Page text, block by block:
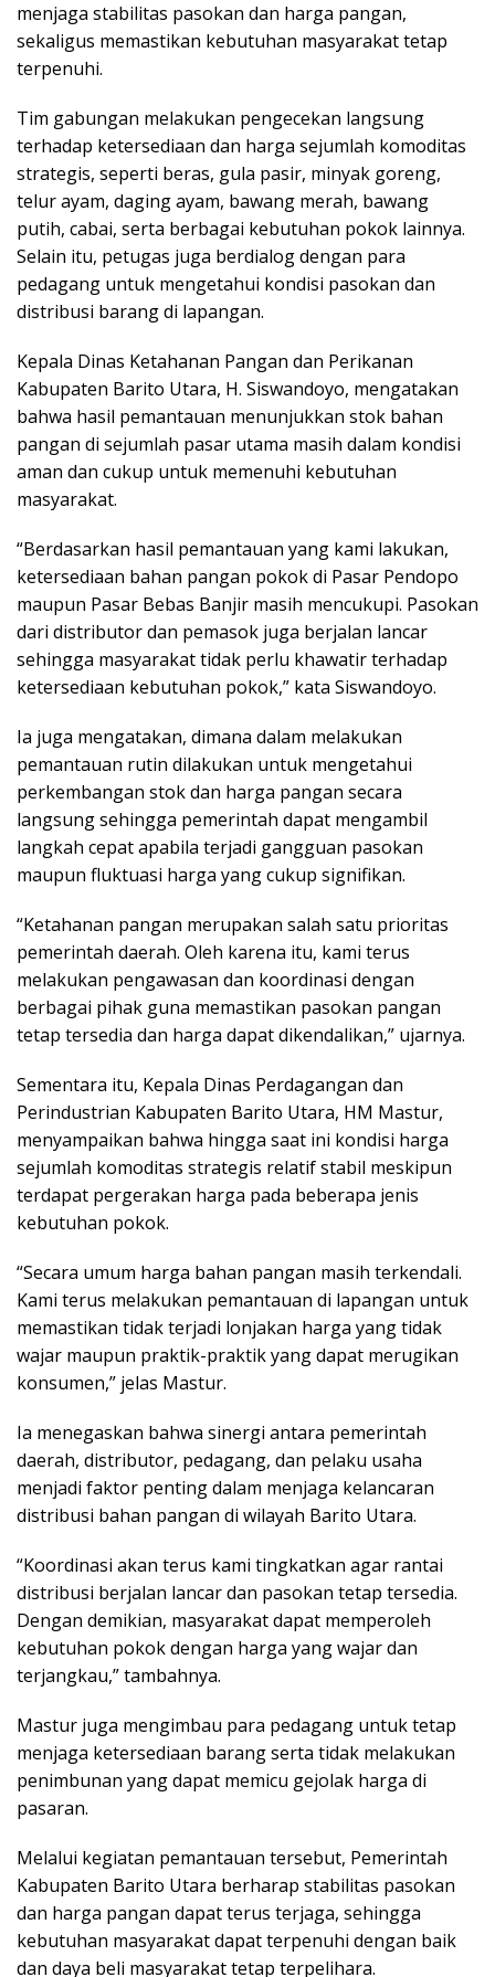
menjaga stabilitas pasokan dan harga pangan,
sekaligus memastikan kebutuhan masyarakat tetap
terpenuhi.
Tim gabungan melakukan pengecekan langsung
terhadap ketersediaan dan harga sejumlah komoditas
strategis, seperti beras, gula pasir, minyak goreng,
telur ayam, daging ayam, bawang merah, bawang
putih, cabai, serta berbagai kebutuhan pokok lainnya.
Selain itu, petugas juga berdialog dengan para
pedagang untuk mengetahui kondisi pasokan dan
distribusi barang di lapangan.
Kepala Dinas Ketahanan Pangan dan Perikanan
Kabupaten Barito Utara, H. Siswandoyo, mengatakan
bahwa hasil pemantauan menunjukkan stok bahan
pangan di sejumlah pasar utama masih dalam kondisi
aman dan cukup untuk memenuhi kebutuhan
masyarakat.
“Berdasarkan hasil pemantauan yang kami lakukan,
ketersediaan bahan pangan pokok di Pasar Pendopo
maupun Pasar Bebas Banjir masih mencukupi. Pasokan
dari distributor dan pemasok juga berjalan lancar
sehingga masyarakat tidak perlu khawatir terhadap
ketersediaan kebutuhan pokok,” kata Siswandoyo.
Ia juga mengatakan, dimana dalam melakukan
pemantauan rutin dilakukan untuk mengetahui
perkembangan stok dan harga pangan secara
langsung sehingga pemerintah dapat mengambil
langkah cepat apabila terjadi gangguan pasokan
maupun fluktuasi harga yang cukup signifikan.
“Ketahanan pangan merupakan salah satu prioritas
pemerintah daerah. Oleh karena itu, kami terus
melakukan pengawasan dan koordinasi dengan
berbagai pihak guna memastikan pasokan pangan
tetap tersedia dan harga dapat dikendalikan,” ujarnya.
Sementara itu, Kepala Dinas Perdagangan dan
Perindustrian Kabupaten Barito Utara, HM Mastur,
menyampaikan bahwa hingga saat ini kondisi harga
sejumlah komoditas strategis relatif stabil meskipun
terdapat pergerakan harga pada beberapa jenis
kebutuhan pokok.
“Secara umum harga bahan pangan masih terkendali.
Kami terus melakukan pemantauan di lapangan untuk
memastikan tidak terjadi lonjakan harga yang tidak
wajar maupun praktik-praktik yang dapat merugikan
konsumen,” jelas Mastur.
Ia menegaskan bahwa sinergi antara pemerintah
daerah, distributor, pedagang, dan pelaku usaha
menjadi faktor penting dalam menjaga kelancaran
distribusi bahan pangan di wilayah Barito Utara.
“Koordinasi akan terus kami tingkatkan agar rantai
distribusi berjalan lancar dan pasokan tetap tersedia.
Dengan demikian, masyarakat dapat memperoleh
kebutuhan pokok dengan harga yang wajar dan
terjangkau,” tambahnya.
Mastur juga mengimbau para pedagang untuk tetap
menjaga ketersediaan barang serta tidak melakukan
penimbunan yang dapat memicu gejolak harga di
pasaran.
Melalui kegiatan pemantauan tersebut, Pemerintah
Kabupaten Barito Utara berharap stabilitas pasokan
dan harga pangan dapat terus terjaga, sehingga
kebutuhan masyarakat dapat terpenuhi dengan baik
dan daya beli masyarakat tetap terpelihara.